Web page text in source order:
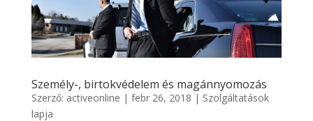
Személy-, birtokvédelem és magánnyomozás
Szerző: activeonline | febr 26, 2018 | Szolgáltatások
lapja